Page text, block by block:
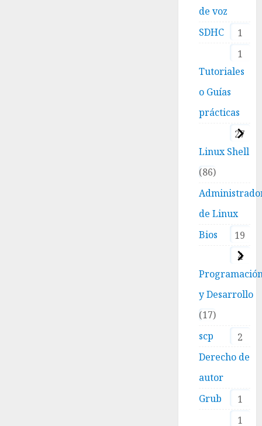
de voz
1
SDHC
1
Tutoriales
o Guías
prácticas
27
Linux Shell
86
de Linux
19
Bios
4
y Desarrollo
17
scp
2
Derecho de
autor
1
Grub
1